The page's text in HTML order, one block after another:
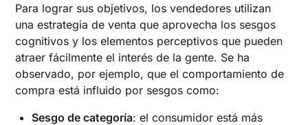
Para lograr sus objetivos, los vendedores utilizan
una estrategia de venta que aprovecha los sesgos
cognitivos y los elementos perceptivos que pueden
atraer fácilmente el interés de la gente. Se ha
observado, por ejemplo, que el comportamiento de
compra está influido por sesgos como:
Sesgo de categoría: el consumidor está más